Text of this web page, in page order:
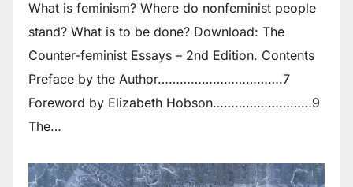
What is feminism? Where do non­feminist people
stand? What is to be done? Download: The
Counter-feminist Essays – 2nd Edition. Contents
Preface by the Author…………………………….7
Foreword by Elizabeth Hobson………………………9
The…